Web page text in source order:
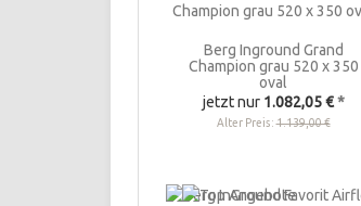
Berg Inground Grand
Champion grau 520 x 350
oval
jetzt nur 1.082,05 € *
Alter Preis:1.139,00 €